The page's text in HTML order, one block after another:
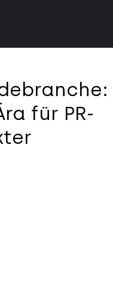
für PR-